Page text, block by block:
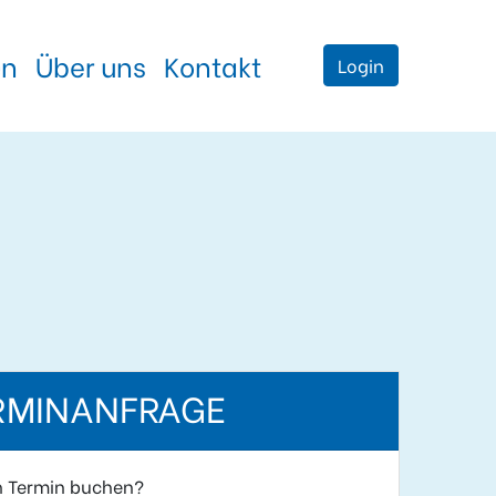
Über uns Kontakt Login
Termin buchen?